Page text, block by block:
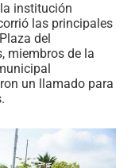
institución
las principales
del
miembros de la
un llamado para